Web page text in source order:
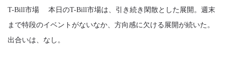
T-Bill市場 本日のT-Bill市場は、引き続き閑散とした展開。週末
まで特段のイベントがないなか、方向感に欠ける展開が続いた。
出合いは、なし。